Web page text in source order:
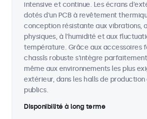
intensive et continue. Les écrans
dotés d'un PCB à revêtement
conception résistante aux vibrations,
physiques, à l'humidité et aux
température. Grâce aux accessoires
chassîs robuste s'intègre
même aux environnements les plus
extérieur, dans les halls de production
publics.
Disponibilité à long terme